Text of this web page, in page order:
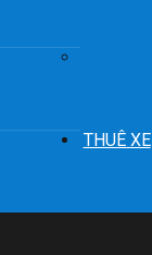
THUÊ XE